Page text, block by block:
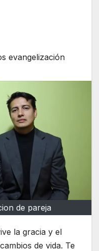
evangelización
de pareja
la gracia y el
de vida. Te